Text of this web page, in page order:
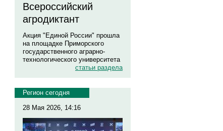
Всероссийский
агродиктант
Акция "Единой России" прошла
на площадке Приморского
государственного аграрно-
технологического университета
статьи раздела
Регион сегодня
28 Мая 2026, 14:16